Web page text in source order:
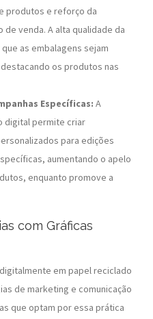
produtos e reforço da
venda. A alta qualidade da
as embalagens sejam
os produtos nas
Específicas: A
digital permite criar
para edições
aumentando o apelo
enquanto promove a
com Gráficas
em papel reciclado
de marketing e comunicação
que optam por essa prática